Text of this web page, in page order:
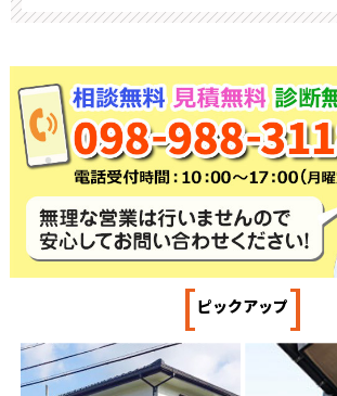
[ピックアップ]